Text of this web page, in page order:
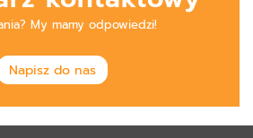
My mamy odpowiedzi!
Napisz do nas